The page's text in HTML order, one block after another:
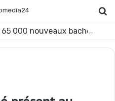
Burkina Faso : plus de 65 000 nouveaux bacheliers débutent leur immersion patriotique